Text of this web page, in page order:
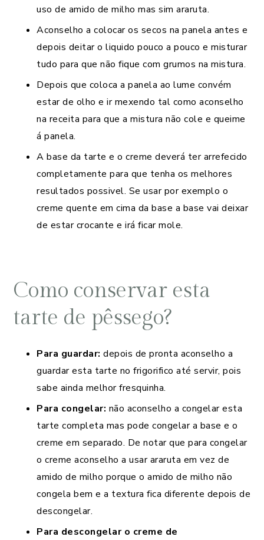
uso de amido de milho mas sim araruta.
Aconselho a colocar os secos na panela antes e
depois deitar o liquido pouco a pouco e misturar
tudo para que não fique com grumos na mistura.
Depois que coloca a panela ao lume convém
estar de olho e ir mexendo tal como aconselho
na receita para que a mistura não cole e queime
á panela.
A base da tarte e o creme deverá ter arrefecido
completamente para que tenha os melhores
resultados possivel. Se usar por exemplo o
creme quente em cima da base a base vai deixar
de estar crocante e irá ficar mole.
Como conservar esta
tarte de pêssego?
Para guardar: depois de pronta aconselho a
guardar esta tarte no frigorifico até servir, pois
sabe ainda melhor fresquinha.
Para congelar: não aconselho a congelar esta
tarte completa mas pode congelar a base e o
creme em separado. De notar que para congelar
o creme aconselho a usar araruta em vez de
amido de milho porque o amido de milho não
congela bem e a textura fica diferente depois de
descongelar.
Para descongelar o creme de